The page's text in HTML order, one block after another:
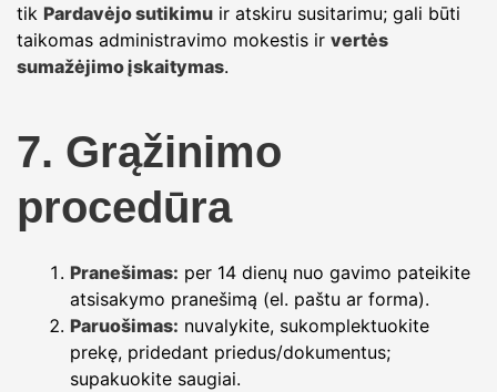
tik Pardavėjo sutikimu ir atskiru susitarimu; gali būti
taikomas administravimo mokestis ir vertės
sumažėjimo įskaitymas.
7. Grąžinimo
procedūra
Pranešimas: per 14 dienų nuo gavimo pateikite
atsisakymo pranešimą (el. paštu ar forma).
Paruošimas: nuvalykite, sukomplektuokite
prekę, pridedant priedus/dokumentus;
supakuokite saugiai.